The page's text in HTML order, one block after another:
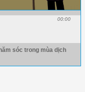
00:00
sóc trong mùa dịch